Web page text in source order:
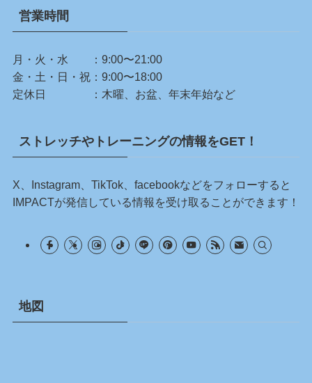
営業時間
月・火・水 ：9:00〜21:00
金・土・日・祝：9:00〜18:00
定休日 ：木曜、お盆、年末年始など
ストレッチやトレーニングの情報をGET！
X、Instagram、TikTok、facebookなどをフォローすると
IMPACTが発信している情報を受け取ることができます！
地図